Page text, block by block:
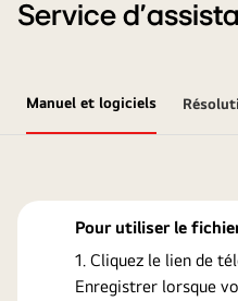
Service
Manuel et logiciels
Pour utiliser le
Cliquez le lien de
Enregistrer lorsque